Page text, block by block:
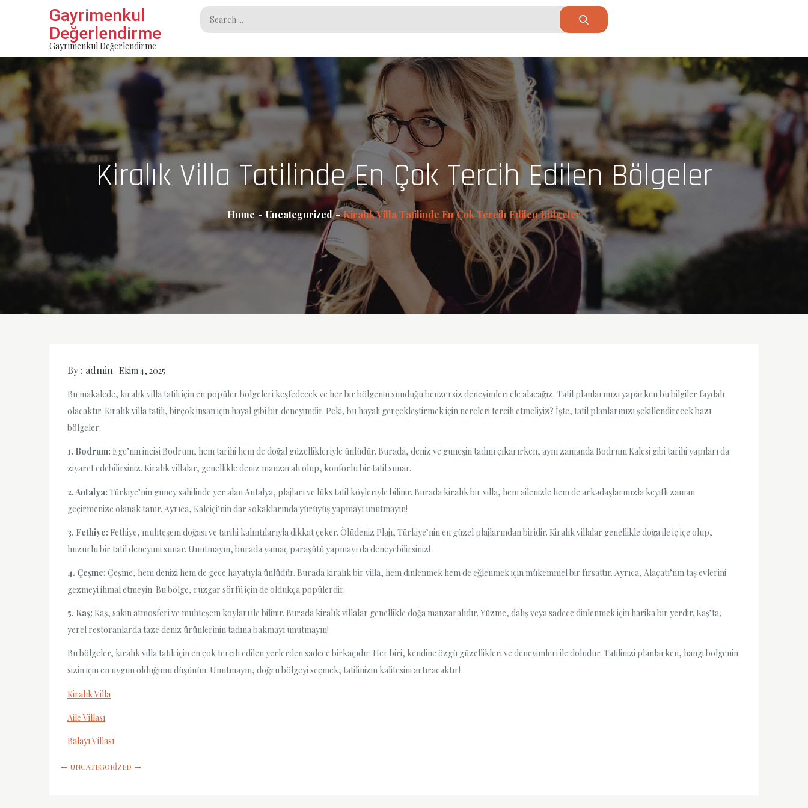
Gayrimenkul
Değerlendirme
Gayrimenkul Değerlendirme
Search
for:
Kiralık Villa Tatilinde En Çok Tercih Edilen Bölgeler
Home Uncategorized Kiralık Villa Tatilinde En Çok Tercih Edilen Bölgeler
By : admin Ekim 4, 2025
Bu makalede, kiralık villa tatili için en popüler bölgeleri keşfedecek ve her bir bölgenin sunduğu benzersiz deneyimleri ele alacağız. Tatil planlarınızı yaparken bu bilgiler faydalı
olacaktır. Kiralık villa tatili, birçok insan için hayal gibi bir deneyimdir. Peki, bu hayali gerçekleştirmek için nereleri tercih etmeliyiz? İşte, tatil planlarınızı şekillendirecek bazı
bölgeler:
1. Bodrum: Ege’nin incisi Bodrum, hem tarihi hem de doğal güzellikleriyle ünlüdür. Burada, deniz ve güneşin tadını çıkarırken, aynı zamanda Bodrum Kalesi gibi tarihi yapıları da
ziyaret edebilirsiniz. Kiralık villalar, genellikle deniz manzaralı olup, konforlu bir tatil sunar.
2. Antalya: Türkiye’nin güney sahilinde yer alan Antalya, plajları ve lüks tatil köyleriyle bilinir. Burada kiralık bir villa, hem ailenizle hem de arkadaşlarınızla keyifli zaman
geçirmenize olanak tanır. Ayrıca, Kaleiçi’nin dar sokaklarında yürüyüş yapmayı unutmayın!
3. Fethiye: Fethiye, muhteşem doğası ve tarihi kalıntılarıyla dikkat çeker. Ölüdeniz Plajı, Türkiye’nin en güzel plajlarından biridir. Kiralık villalar genellikle doğa ile iç içe olup,
huzurlu bir tatil deneyimi sunar. Unutmayın, burada yamaç paraşütü yapmayı da deneyebilirsiniz!
4. Çeşme: Çeşme, hem denizi hem de gece hayatıyla ünlüdür. Burada kiralık bir villa, hem dinlenmek hem de eğlenmek için mükemmel bir fırsattır. Ayrıca, Alaçatı’nın taş evlerini
gezmeyi ihmal etmeyin. Bu bölge, rüzgar sörfü için de oldukça popülerdir.
5. Kaş: Kaş, sakin atmosferi ve muhteşem koyları ile bilinir. Burada kiralık villalar genellikle doğa manzaralıdır. Yüzme, dalış veya sadece dinlenmek için harika bir yerdir. Kaş’ta,
yerel restoranlarda taze deniz ürünlerinin tadına bakmayı unutmayın!
Bu bölgeler, kiralık villa tatili için en çok tercih edilen yerlerden sadece birkaçıdır. Her biri, kendine özgü güzellikleri ve deneyimleri ile doludur. Tatilinizi planlarken, hangi bölgenin
sizin için en uygun olduğunu düşünün. Unutmayın, doğru bölgeyi seçmek, tatilinizin kalitesini artıracaktır!
Kiralık Villa
Aile Villası
Balayı Villası
UNCATEGORIZED